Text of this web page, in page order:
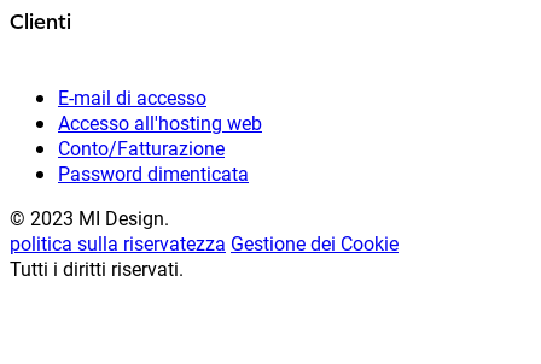
Clienti
E-mail di accesso
Accesso all'hosting web
Conto/Fatturazione
Password dimenticata
© 2023 MI Design.
politica sulla riservatezza Gestione dei Cookie
Tutti i diritti riservati.